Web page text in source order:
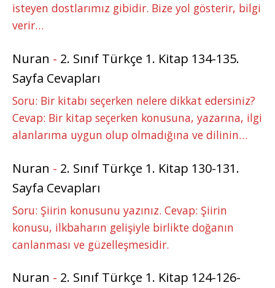
isteyen dostlarımız gibidir. Bize yol gösterir, bilgi
verir…
Nuran - 2. Sınıf Türkçe 1. Kitap 134-135.
Sayfa Cevapları
Soru: Bir kitabı seçerken nelere dikkat edersiniz?
Cevap: Bir kitap seçerken konusuna, yazarına, ilgi
alanlarıma uygun olup olmadığına ve dilinin…
Nuran - 2. Sınıf Türkçe 1. Kitap 130-131.
Sayfa Cevapları
Soru: Şiirin konusunu yazınız. Cevap: Şiirin
konusu, ilkbaharın gelişiyle birlikte doğanın
canlanması ve güzelleşmesidir.
Nuran - 2. Sınıf Türkçe 1. Kitap 124-126-